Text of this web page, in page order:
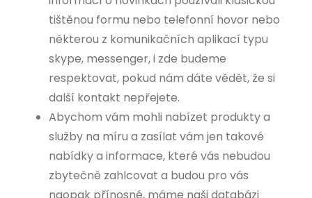
tištěnou formu nebo telefonní hovor nebo
některou z komunikačních aplikací typu
skype, messenger, i zde budeme
respektovat, pokud nám dáte vědět, že si
další kontakt nepřejete.
Abychom vám mohli nabízet produkty a
služby na míru a zasílat vám jen takové
nabídky a informace, které vás nebudou
zbytečně zahlcovat a budou pro vás